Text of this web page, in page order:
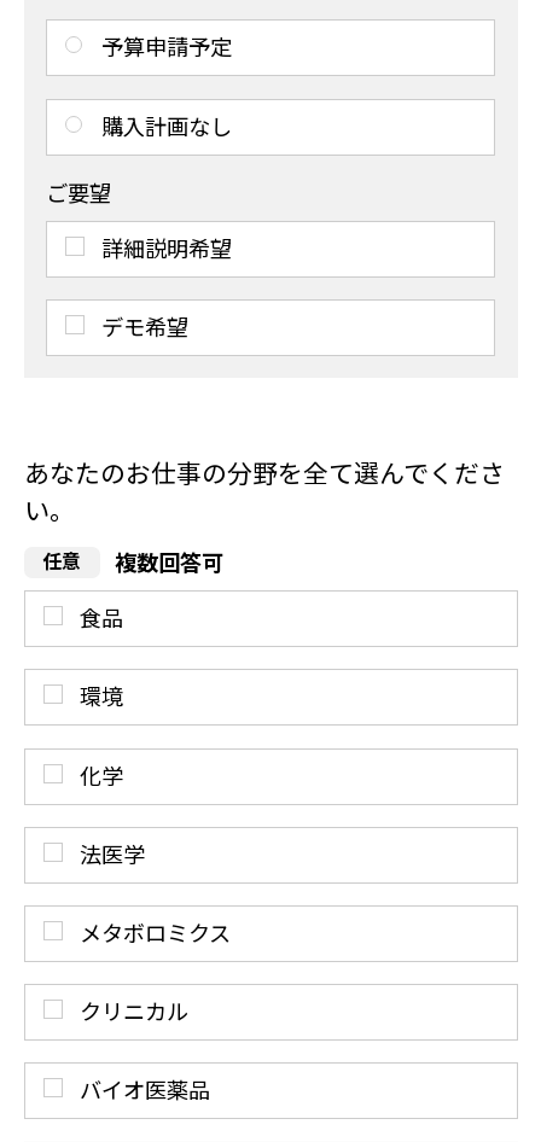
予算申請予定
購入計画なし
ご要望
詳細説明希望
デモ希望
あなたのお仕事の分野を全て選んでくださ
い。
複数回答可
食品
環境
化学
法医学
メタボロミクス
クリニカル
バイオ医薬品